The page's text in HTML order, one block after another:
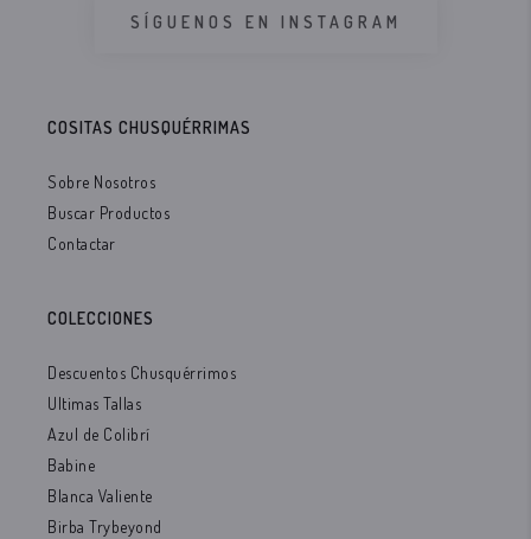
SÍGUENOS EN INSTAGRAM
COSITAS CHUSQUÉRRIMAS
Sobre Nosotros
Buscar Productos
Contactar
COLECCIONES
Descuentos Chusquérrimos
Ultimas Tallas
Azul de Colibrí
Babine
Blanca Valiente
Birba Trybeyond